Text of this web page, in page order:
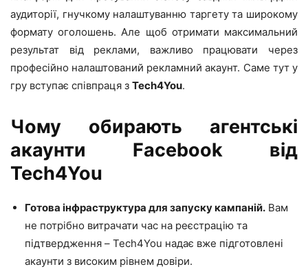
аудиторії, гнучкому налаштуванню таргету та широкому
формату оголошень. Але щоб отримати максимальний
результат від реклами, важливо працювати через
професійно налаштований рекламний акаунт. Саме тут у
гру вступає співпраця з Tech4You.
Чому обирають агентські
акаунти Facebook від
Tech4You
Готова інфраструктура для запуску кампаній. Вам
не потрібно витрачати час на реєстрацію та
підтвердження – Tech4You надає вже підготовлені
акаунти з високим рівнем довіри.